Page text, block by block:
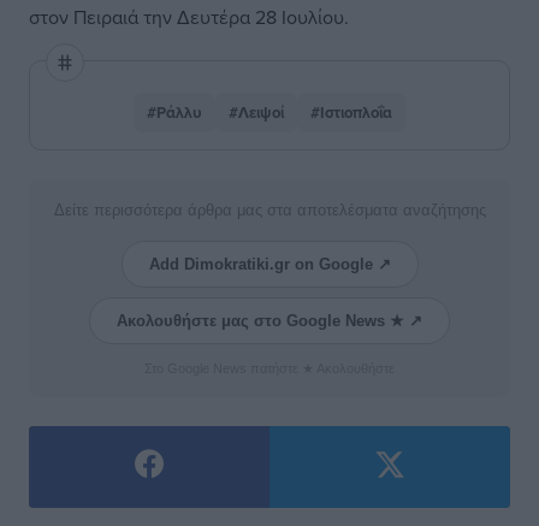
στον Πειραιά την Δευτέρα 28 Ιουλίου.
#Ράλλυ #Λειψοί #Ιστιοπλοΐα
Δείτε περισσότερα άρθρα μας στα αποτελέσματα αναζήτησης
Add Dimokratiki.gr on Google ↗
Ακολουθήστε μας στο Google News ★ ↗